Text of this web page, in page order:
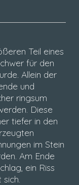
Teil eines
für den
Allein der
und
ringsum
Diese
tiefer in den
im Stein
Am Ende
ein Riss